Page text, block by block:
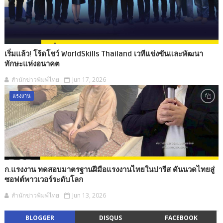
เริ่มแล้ว! โร้ดโชว์ WorldSkills Thailand เวทีแข่งขันและพัฒนา
ทักษะแห่งอนาคต
สำนักข่าวพิมพ์ไทย Jun 17, 2026
แรงงาน
ก.แรงงาน ทดสอบมาตรฐานฝีมือแรงงานไทยในปารีส ดันนวดไทยสู่
ซอฟต์พาวเวอร์ระดับโลก
สำนักข่าวพิมพ์ไทย Jun 13, 2026
BLOGGER DISQUS FACEBOOK